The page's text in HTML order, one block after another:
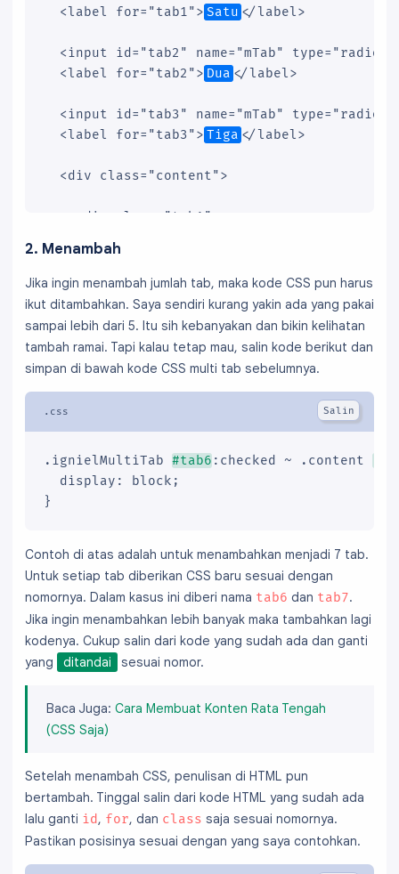
  <label for="tab1">
Satu </label>
<input id="tab2" name="mTab" type="radio"/
  <label for="tab2">
Dua </label>
<input id="tab3" name="mTab" type="radio"/
  <label for="tab3">
Tiga </label>
  <div class="content">
    <div class="tab1">
    </div>
    <div class="tab2">
(2) ISI DUA
    </div>
    <div class="tab3">
(3) ISI TIGA
    </div>
2. Menambah
Jika ingin menambah jumlah tab, maka kode CSS pun harus
ikut ditambahkan. Saya sendiri kurang yakin ada yang pakai
sampai lebih dari 5. Itu sih kebanyakan dan bikin kelihatan
tambah ramai. Tapi kalau tetap mau, salin kode berikut dan
simpan di bawah kode CSS multi tab sebelumnya.
.ignielMultiTab #tab6 :checked ~ .content
  display: block;
}
Contoh di atas adalah untuk menambahkan menjadi 7 tab.
Untuk setiap tab diberikan CSS baru sesuai dengan
nomornya. Dalam kasus ini diberi nama tab6 dan tab7.
Jika ingin menambahkan lebih banyak maka tambahkan lagi
kodenya. Cukup salin dari kode yang sudah ada dan ganti
yang
ditandai sesuai nomor.
Baca Juga: Cara Membuat Konten Rata Tengah
(CSS Saja)
Setelah menambah CSS, penulisan di HTML pun
bertambah. Tinggal salin dari kode HTML yang sudah ada
lalu ganti id, for, dan class saja sesuai nomornya.
Pastikan posisinya sesuai dengan yang saya contohkan.